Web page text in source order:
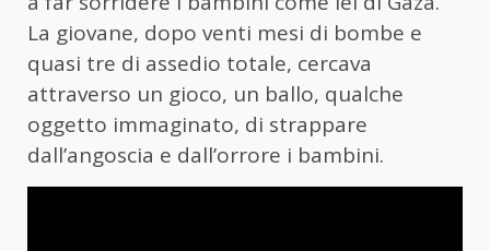
La giovane, dopo venti mesi di bombe e
quasi tre di assedio totale, cercava
attraverso un gioco, un ballo, qualche
oggetto immaginato, di strappare
dall’angoscia e dall’orrore i bambini.